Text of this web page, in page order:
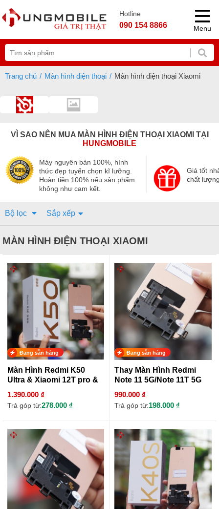
Hotline
090 154 8866 Menu
Trang chủ Màn hình điện thoại Màn hình điện thoại Xiaomi
VÌ SAO NÊN MUA MÀN HÌNH ĐIỆN THOẠI XIAOMI TẠI
HUNGMOBILE
Máy nguyên bản 100%, hình
thức đẹp tuyển chọn kĩ lưỡng.
Hoàn tiền 100% nếu sản phẩm
không như cam kết.
Giá tốt
chất
Bộ lọc
MÀN HÌNH ĐIỆN THOẠI XIAOMI
Màn Hình Redmi K50
Ultra & Xiaomi 12T pro &
1.390.000 ₫
Trả góp từ:278.000 ₫
Đang sẵn hàng
Thay Màn Hình Redmi
Note 11 5G/Note 11T 5G
990.000 ₫
Trả góp từ:198.000 ₫
Đang sẵn hàng